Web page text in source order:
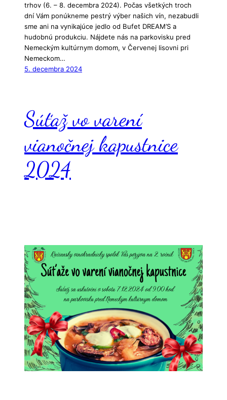
trhov (6. – 8. decembra 2024). Počas všetkých troch
dní Vám ponúkneme pestrý výber našich vín, nezabudli
sme ani na vynikajúce jedlo od Bufet DREAM’S a
hudobnú produkciu. Nájdete nás na parkovisku pred
Nemeckým kultúrnym domom, v Červenej lisovni pri
Nemeckom…
5. decembra 2024
Súťaž vo varení
vianočnej kapustnice
2024